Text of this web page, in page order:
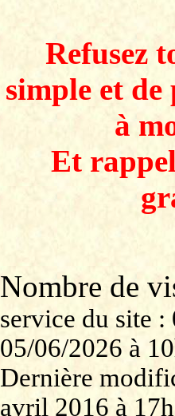
Refusez
simple et
à
Et
Nombre de
service du site
05/06/2026 à
Dernière
avril 2016 à